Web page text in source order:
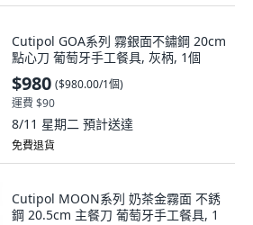
Cutipol GOA系列 霧銀面不鏽鋼 20cm
點心刀 葡萄牙手工餐具, 灰柄, 1個
$980 ($980.00/1個)
運費 $90
8/11 星期二 預計送達
免費退貨
Cutipol MOON系列 奶茶金霧面 不銹
鋼 20.5cm 主餐刀 葡萄牙手工餐具, 1